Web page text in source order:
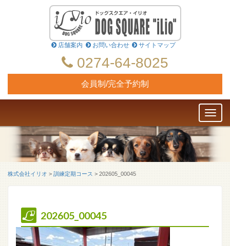
店舗案内 お問い合わせ サイトマップ
0274-64-8025
会員制/完全予約制
株式会社イリオ > 訓練定期コース > 202605_00045
202605_00045